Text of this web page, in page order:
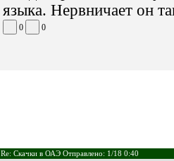
языка. Нервничает он
0 0
Re: Скачки в ОАЭ Отправлено: 1/18 0:40